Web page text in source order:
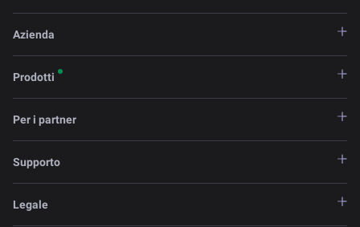
Azienda
Prodotti
Per i partner
Supporto
Legale